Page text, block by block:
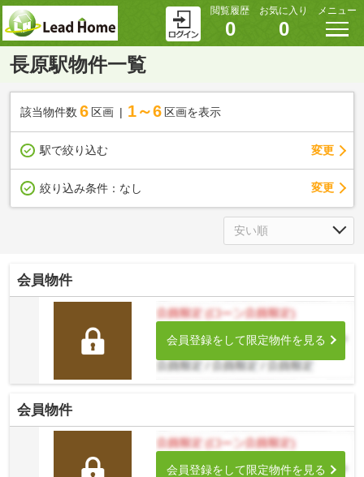
閲覧履歴
0
お気に入り
0
メニュー
長原駅物件一覧
該当物件数 6 区画 1～6 区画を表示
駅で絞り込む 変更
絞り込み条件： なし 変更
会員物件
会員登録をして限定物件を見る
会員物件
会員登録をして限定物件を見る